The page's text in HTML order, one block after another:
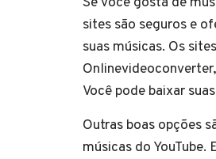
sites são seguros e
suas músicas. Os
Você pode baixar
Outras boas opções
músicas do